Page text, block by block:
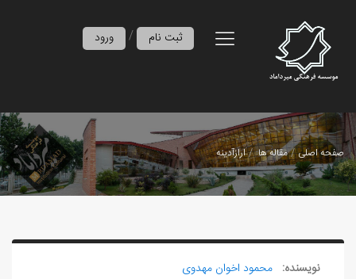
ورود / ثبت نام
صفحه اصلی مقاله ها ارازآدینه
نویسنده: محمود اخوان مهدوی